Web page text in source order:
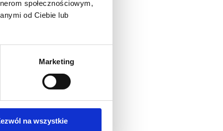
społecznościowym,
od Ciebie lub
Marketing
na wszystkie